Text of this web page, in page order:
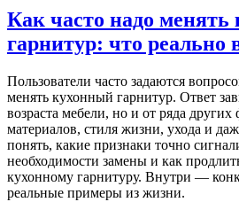
Как часто надо
гарнитур: что реально
Пользователи часто задаются
менять кухонный гарнитур. Ответ
возраста мебели, но и от ряда других
материалов, стиля жизни, ухода и
понять, какие признаки точно
необходимости замены и как
кухонному гарнитуру. Внутри —
реальные примеры из жизни.